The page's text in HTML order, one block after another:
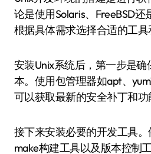
论是使用Solaris、FreeBSD还
根据具体需求选择合适的工具
安装Unix系统后，第一步是
本。使用包管理器如apt、
可以获取最新的安全补丁和功
接下来安装必要的开发工具。
make构建工具以及版本控制